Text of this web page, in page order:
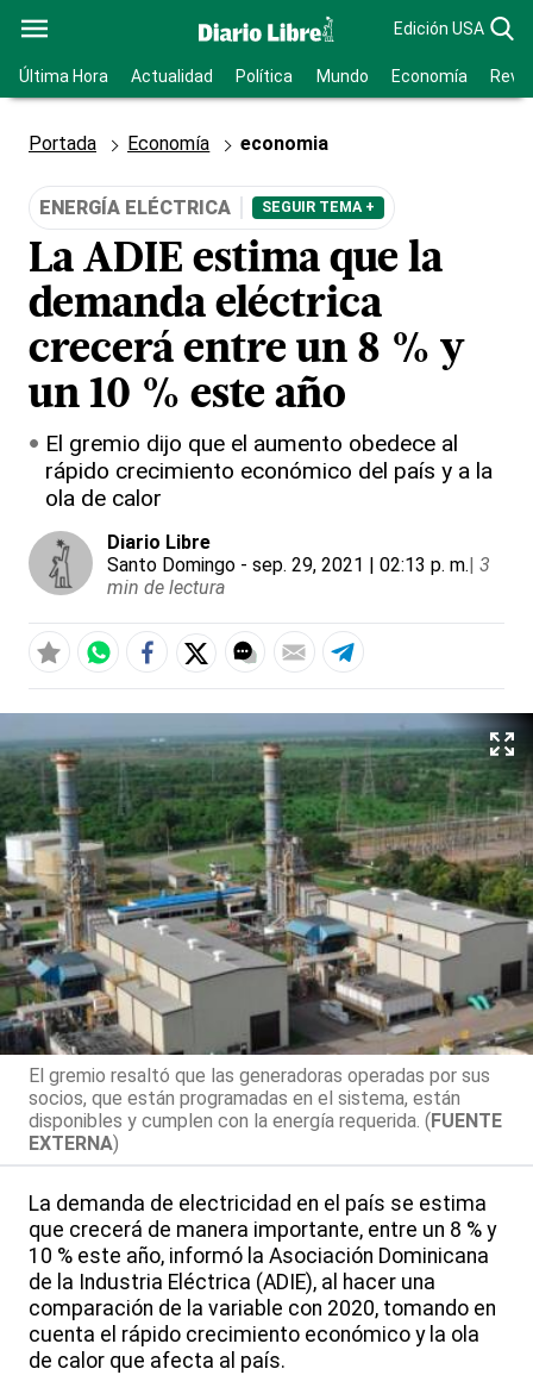
Edición USA
Última Hora Actualidad Política Mundo Economía
Portada Economía economia
ENERGÍA ELÉCTRICA SEGUIR TEMA +
La ADIE estima que la
demanda eléctrica
crecerá entre un 8 % y
un 10 % este año
El gremio dijo que el aumento obedece al
rápido crecimiento económico del país y a la
ola de calor
Diario Libre
Santo Domingo - sep. 29, 2021 | 02:13 p. m.| 3
min de lectura
El gremio resaltó que las generadoras operadas por sus
socios, que están programadas en el sistema, están
disponibles y cumplen con la energía requerida. (FUENTE
EXTERNA)
La demanda de electricidad en el país se estima
que crecerá de manera importante, entre un 8 % y
10 % este año, informó la Asociación Dominicana
de la Industria Eléctrica (ADIE), al hacer una
comparación de la variable con 2020, tomando en
cuenta el rápido crecimiento económico y la ola
de calor que afecta al país.